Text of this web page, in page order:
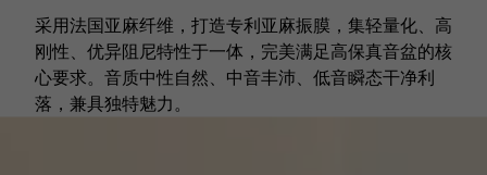
采用法国亚麻纤维，打造专利亚麻振膜，集轻量化、高
刚性、优异阻尼特性于一体，完美满足高保真音盆的核
心要求。音质中性自然、中音丰沛、低音瞬态干净利
落，兼具独特魅力。